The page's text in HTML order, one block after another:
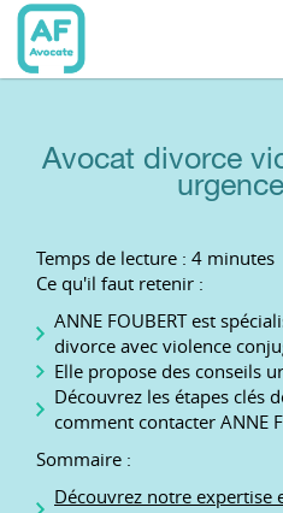
Avocat divorce
Temps de lecture : 4 minutes
Ce qu'il faut retenir :
ANNE FOUBERT est
divorce avec violence
Elle propose des conseils
Découvrez les étapes clés
comment contacter ANNE
Sommaire :
Découvrez notre expertise